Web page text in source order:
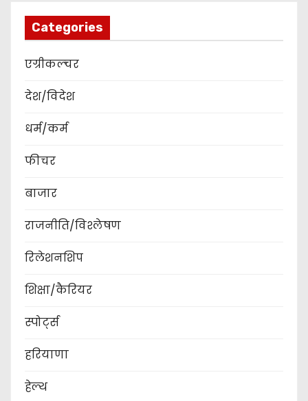
Categories
एग्रीकल्चर
देश/विदेश
धर्म/कर्म
फीचर
बाजार
राजनीति/विश्लेषण
रिलेशनशिप
शिक्षा/कैरियर
स्पोर्ट्स
हरियाणा
हेल्थ